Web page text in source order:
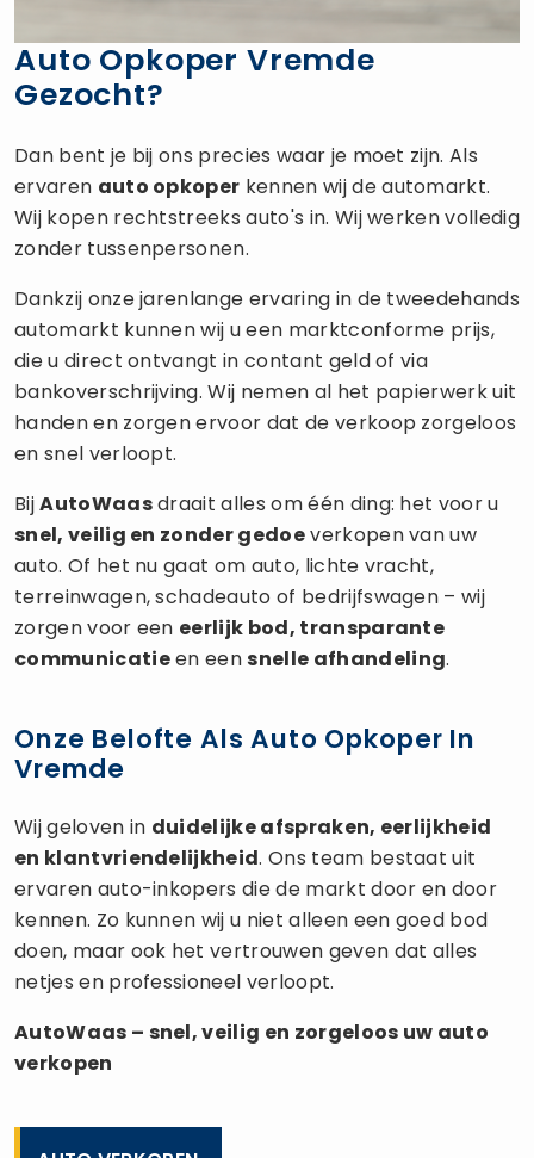
Auto Opkoper Vremde
Gezocht?
Dan bent je bij ons precies waar je moet zijn. Als
ervaren auto opkoper kennen wij de automarkt.
Wij kopen rechtstreeks auto's in. Wij werken volledig
zonder tussenpersonen.
Dankzij onze jarenlange ervaring in de tweedehands
automarkt kunnen wij u een marktconforme prijs,
die u direct ontvangt in contant geld of via
bankoverschrijving. Wij nemen al het papierwerk uit
handen en zorgen ervoor dat de verkoop zorgeloos
en snel verloopt.
BijAutoWaasdraait alles om één ding: het voor u
snel, veilig en zonder gedoeverkopen van uw
auto. Of het nu gaat om auto, lichte vracht,
terreinwagen, schadeauto of bedrijfswagen – wij
zorgen voor een eerlijk bod, transparante
communicatieen eensnelle afhandeling.
Onze Belofte Als Auto Opkoper In
Vremde
Wij geloven in duidelijke afspraken, eerlijkheid
en klantvriendelijkheid. Ons team bestaat uit
ervaren auto-inkopers die de markt door en door
kennen. Zo kunnen wij u niet alleen een goed bod
doen, maar ook het vertrouwen geven dat alles
netjes en professioneel verloopt.
AutoWaas – snel, veilig en zorgeloos uw auto
verkopen